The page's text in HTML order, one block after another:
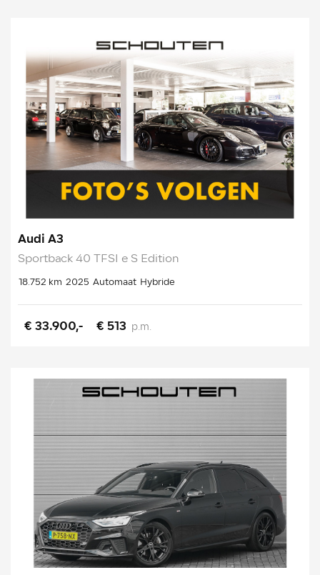
Audi A3
Sportback 40 TFSI e S Edition
18.752 km 2025 Automaat Hybride
€ 33.900,- € 513 p.m.